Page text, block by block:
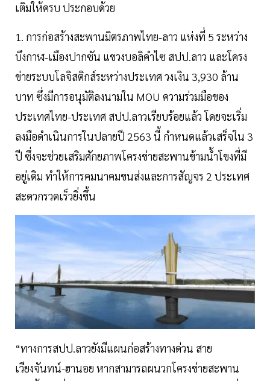
เติมให้ครบ ประกอบด้วย
1. การก่อสร้างสะพานมิตรภาพไทย-ลาว แห่งที่ 5 ระหว่าง
บึงกาฬ-เมืองปากซัน แขวงบอลิคำไซ สปป.ลาว และโครง
ข่ายระบบโลจิสติกส์ระหว่างประเทศ วงเงิน 3,930 ล้าน
บาท ซึ่งมีการอนุมัติลงนามใน MOU ความร่วมมือของ
ประเทศไทย-ประเทศ สปป.ลาวเรียบร้อยแล้ว โดยจะเริ่ม
ลงมือดำเนินการในปลายปี 2563 นี้ กำหนดแล้วเสร็จใน 3
ปี ซึ่งจะช่วยเสริมศักยภาพโครงข่ายสะพานข้ามน้ำโขงที่มี
อยู่เดิม ทำให้การคมนาคมขนส่งและการสัญจร 2 ประเทศ
สะดวกรวดเร็วยิ่งขึ้น
“ทางการสปป.ลาวยังมีแผนก่อสร้างทางด่วน สาย
เวียงจันทน์-ฮานอย หากสามารถผนวกโครงข่ายสะพาน